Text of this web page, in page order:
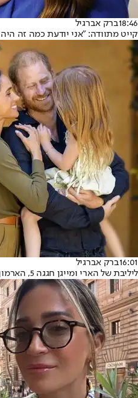
18:46ברק אברגיל
קייט מתוודה: "אני יודעת כמה זה
16:01ברק אברגיל
ליליבת של הארי ומייגן חגגה 5, הארמון התעלם